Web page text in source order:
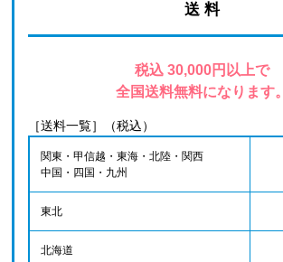
送 料
税込 30,000円以上で
全国送料無料になります。
［送料一覧］（税込）
関東・甲信越・東海・北陸・関西
中国・四国・九州
東北
北海道